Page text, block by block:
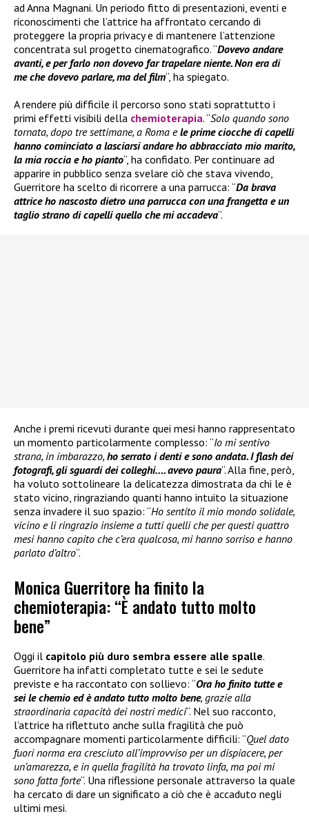
ad Anna Magnani. Un periodo fitto di presentazioni, eventi e
riconoscimenti che l’attrice ha affrontato cercando di
proteggere la propria privacy e di mantenere l’attenzione
concentrata sul progetto cinematografico. “Dovevo andare
avanti, e per farlo non dovevo far trapelare niente. Non era di
me che dovevo parlare, ma del film“, ha spiegato.
A rendere più difficile il percorso sono stati soprattutto i
primi effetti visibili della chemioterapia. “Solo quando sono
tornata, dopo tre settimane, a Roma ele prime ciocche di capelli
hanno cominciato a lasciarsi andare ho abbracciato mio marito,
la mia roccia e ho pianto“, ha confidato. Per continuare ad
apparire in pubblico senza svelare ciò che stava vivendo,
Guerritore ha scelto di ricorrere a una parrucca: “Da brava
attrice ho nascosto dietro una parrucca con una frangetta e un
taglio strano di capelli quello che mi accadeva“.
Anche i premi ricevuti durante quei mesi hanno rappresentato
un momento particolarmente complesso: “Io mi sentivo
strana, in imbarazzo, ho serrato i denti e sono andata. I flash dei
fotografi, gli sguardi dei colleghi…. avevo paura“. Alla fine, però,
ha voluto sottolineare la delicatezza dimostrata da chi le è
stato vicino, ringraziando quanti hanno intuito la situazione
senza invadere il suo spazio: “Ho sentito il mio mondo solidale,
vicino e li ringrazio insieme a tutti quelli che per questi quattro
mesi hanno capito che c’era qualcosa, mi hanno sorriso e hanno
parlato d’altro“.
Monica Guerritore ha finito la
chemioterapia: “È andato tutto molto
bene”
Oggi il capitolo più duro sembra essere alle spalle.
Guerritore ha infatti completato tutte e sei le sedute
previste e ha raccontato con sollievo: “Ora ho finito tutte e
sei le chemio ed è andato tutto molto bene, grazie alla
straordinaria capacità dei nostri medici“. Nel suo racconto,
l’attrice ha riflettuto anche sulla fragilità che può
accompagnare momenti particolarmente difficili: “Quel dato
fuori norma era cresciuto all’improvviso per un dispiacere, per
un’amarezza, e in quella fragilità ha trovato linfa, ma poi mi
sono fatta forte“. Una riflessione personale attraverso la quale
ha cercato di dare un significato a ciò che è accaduto negli
ultimi mesi.